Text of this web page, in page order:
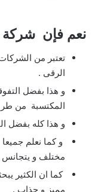
نعم فإن شركة
تعتبر من
الرقى .
و هذا بفضل
المكتسبة من
و هذا كله بفضل
و كما نعلم
مختلف و
كما ان الكثير
مميز و جذاب .